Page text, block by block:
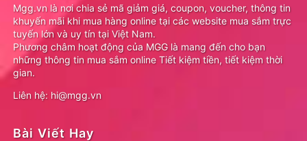
Mgg.vn là nơi chia sẻ mã giảm giá, coupon, voucher, thông tin
khuyến mãi khi mua hàng online tại các website mua sắm trực
tuyến lớn và uy tín tại Việt Nam.
Phương châm hoạt động của MGG là mang đến cho bạn
những thông tin mua sắm online Tiết kiệm tiền, tiết kiệm thời
gian.
Liên hệ: hi@mgg.vn
Bài Viết Hay